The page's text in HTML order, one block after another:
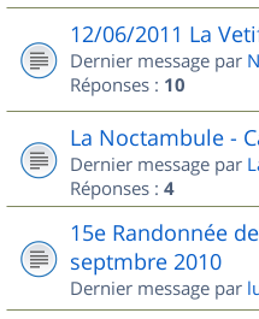
12/06/2011 La
Dernier message par
Réponses : 10
La Noctambule -
Dernier message par
Réponses : 4
15e Randonnée
septmbre 2010
Dernier message par